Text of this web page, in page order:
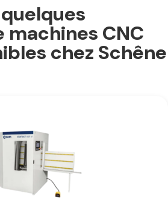
machines CNC
chez Schêne